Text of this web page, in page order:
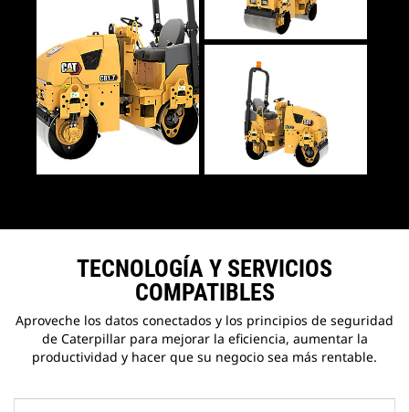
TECNOLOGÍA Y SERVICIOS
COMPATIBLES
Aproveche los datos conectados y los principios de seguridad
de Caterpillar para mejorar la eficiencia, aumentar la
productividad y hacer que su negocio sea más rentable.